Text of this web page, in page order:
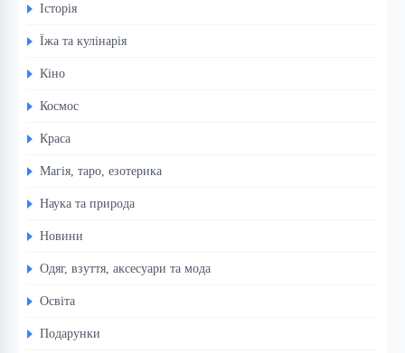
Історія
Їжа та кулінарія
Кіно
Космос
Краса
Магія, таро, езотерика
Наука та природа
Новини
Одяг, взуття, аксесуари та мода
Освіта
Подарунки